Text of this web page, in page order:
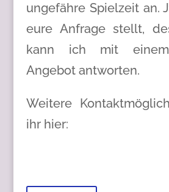
ungefähre Spielzeit an.
eure Anfrage stellt,
kann ich mit einem
Angebot antworten.
Weitere
ihr hier: